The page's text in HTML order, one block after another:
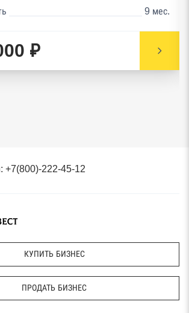
9 мес.
₽
+7(800)-222-45-12
КУПИТЬ БИЗНЕС
ПРОДАТЬ БИЗНЕС